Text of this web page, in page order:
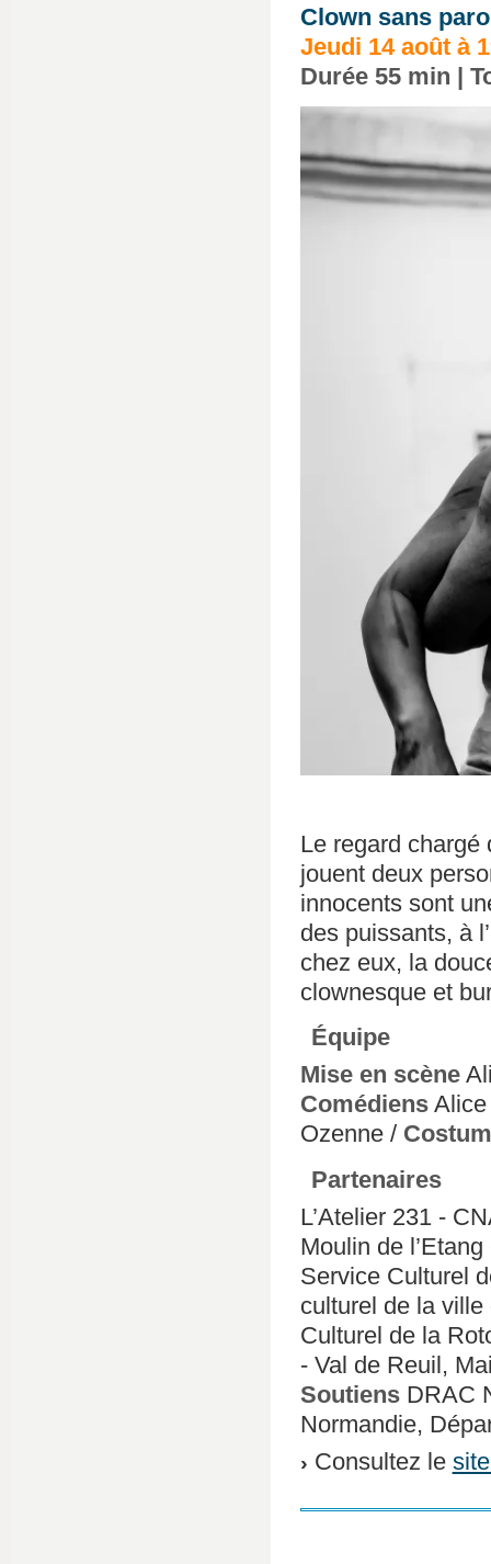
Clown sans
Jeudi 14 août à
Durée 55 min |
Le regard chargé
jouent deux
innocents sont
des puissants, à
chez eux, la
clownesque et
Équipe
Mise en scène
ComédiensAlice
Ozenne /
Partenaires
L’Atelier 231 -
Moulin de
Service Culturel
culturel de la
Culturel de la
- Val de Reuil,
SoutiensDRAC
Normandie,
Consultez le